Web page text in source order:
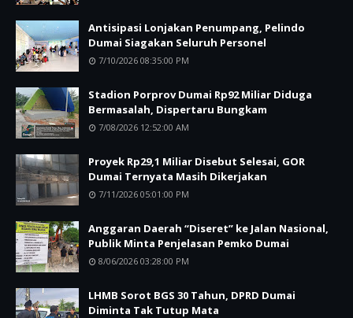
Antisipasi Lonjakan Penumpang, Pelindo
Dumai Siagakan Seluruh Personel
7/10/2026 08:35:00 PM
Stadion Porprov Dumai Rp92 Miliar Diduga
Bermasalah, Dispertaru Bungkam
7/08/2026 12:52:00 AM
Proyek Rp29,1 Miliar Disebut Selesai, GOR
Dumai Ternyata Masih Dikerjakan
7/11/2026 05:01:00 PM
Anggaran Daerah “Diseret” ke Jalan Nasional,
Publik Minta Penjelasan Pemko Dumai
8/06/2026 03:28:00 PM
LHMB Sorot BGS 30 Tahun, DPRD Dumai
Diminta Tak Tutup Mata